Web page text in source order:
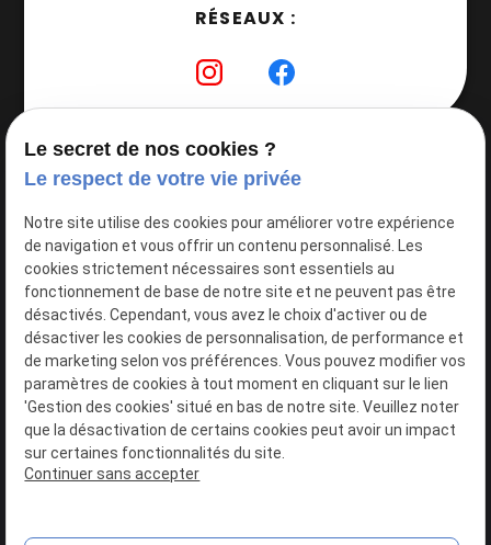
RÉSEAUX :
N° Siret : 80512080500041
Plan du site
Le secret de nos cookies ?
Le respect de votre vie privée
Notre site utilise des cookies pour améliorer votre expérience
de navigation et vous offrir un contenu personnalisé. Les
cookies strictement nécessaires sont essentiels au
fonctionnement de base de notre site et ne peuvent pas être
désactivés. Cependant, vous avez le choix d'activer ou de
désactiver les cookies de personnalisation, de performance et
de marketing selon vos préférences. Vous pouvez modifier vos
paramètres de cookies à tout moment en cliquant sur le lien
'Gestion des cookies' situé en bas de notre site. Veuillez noter
que la désactivation de certains cookies peut avoir un impact
sur certaines fonctionnalités du site.
Continuer sans accepter